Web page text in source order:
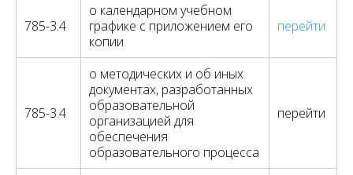
785-3.4
о календарном учебном
графике с приложением его
копии
перейти
785-3.4
о методических и об иных
документах, разработанных
образовательной
организацией для
обеспечения
образовательного процесса
перейти